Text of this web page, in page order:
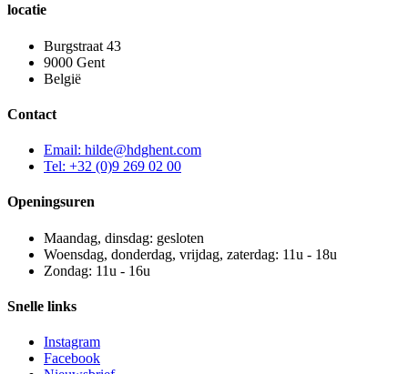
locatie
Burgstraat 43
9000 Gent
België
Contact
Email: hilde@hdghent.com
Tel: +32 (0)9 269 02 00
Openingsuren
Maandag, dinsdag: gesloten
Woensdag, donderdag, vrijdag, zaterdag: 11u - 18u
Zondag: 11u - 16u
Snelle links
Instagram
Facebook